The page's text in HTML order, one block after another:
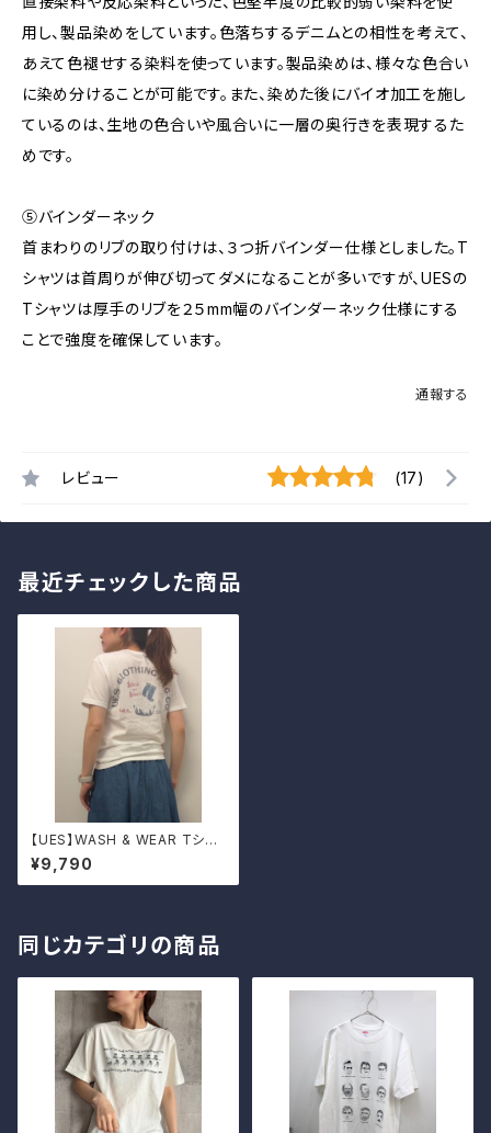
用し、製品染めをしています。色落ちするデニムとの相性を考えて、
あえて色褪せする染料を使っています。製品染めは、様々な色合い
に染め分けることが可能です。また、染めた後にバイオ加工を施し
ているのは、生地の色合いや風合いに一層の奥行きを表現するた
めです。
⑤バインダーネック
首まわりのリブの取り付けは、３つ折バインダー仕様としました。T
シャツは首周りが伸び切ってダメになることが多いですが、UESの
Tシャツは厚手のリブを２５mm幅のバインダーネック仕様にする
ことで強度を確保しています。
通報する
レビュー (17)
最近チェックした商品
【UES】WASH & WEAR Tシャ
ツ
¥9,790
同じカテゴリの商品